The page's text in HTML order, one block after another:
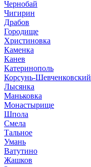
Чернобай
Чигирин
Драбов
Городище
Христиновка
Каменка
Канев
Катеринополь
Корсунь-Шевченковский
Лысянка
Маньковка
Монастырище
Шпола
Смела
Тальное
Умань
Ватутино
Жашков